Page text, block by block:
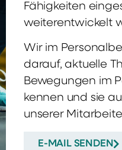
Fähigkeiten
weiterentwickelt
Wir im
darauf, aktuelle
Bewegungen im
kennen und sie
unserer
E-MAIL SENDEN